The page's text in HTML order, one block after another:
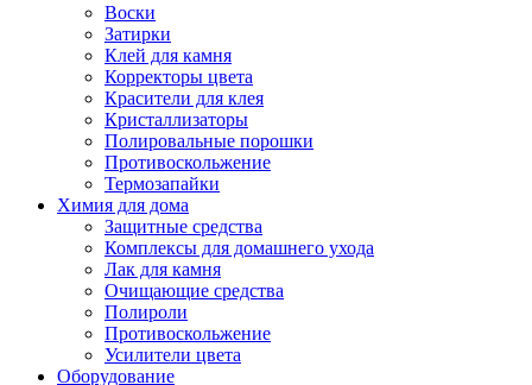
Воски
Затирки
Клей для камня
Корректоры цвета
Красители для клея
Кристаллизаторы
Полировальные порошки
Противоскольжение
Термозапайки
Химия для дома
Защитные средства
Комплексы для домашнего ухода
Лак для камня
Очищающие средства
Полироли
Противоскольжение
Усилители цвета
Оборудование